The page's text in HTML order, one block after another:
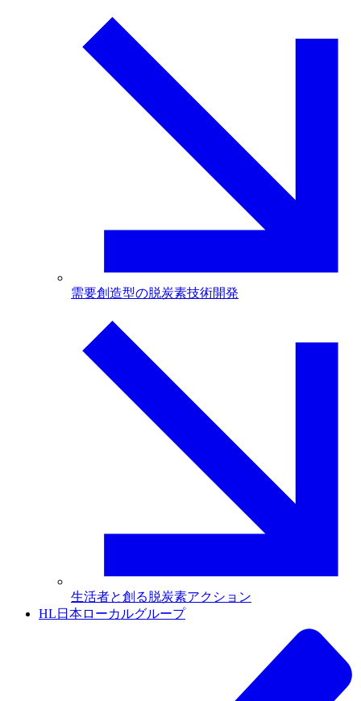
需要創造型の脱炭素技術開発
生活者と創る脱炭素アクション
HL日本ローカルグループ